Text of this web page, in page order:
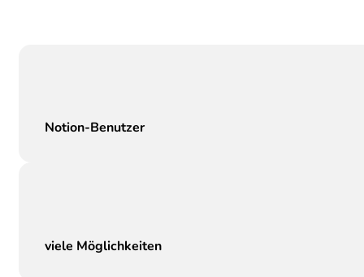
Notion-Benutzer
viele Möglichkeiten